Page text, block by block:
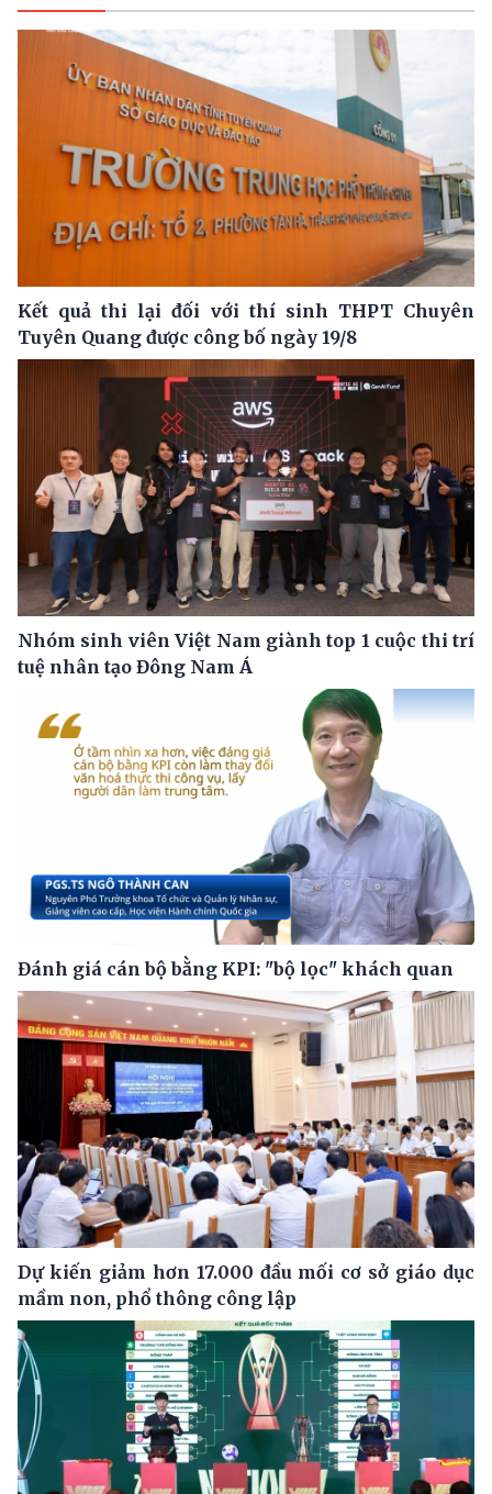
Kết quả thi lại đối với thí sinh THPT Chuyên
Tuyên Quang được công bố ngày 19/8
Nhóm sinh viên Việt Nam giành top 1 cuộc thi trí
tuệ nhân tạo Đông Nam Á
Đánh giá cán bộ bằng KPI: "bộ lọc" khách quan
Dự kiến giảm hơn 17.000 đầu mối cơ sở giáo dục
mầm non, phổ thông công lập